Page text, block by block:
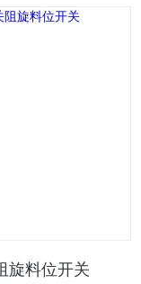
旋料位开关